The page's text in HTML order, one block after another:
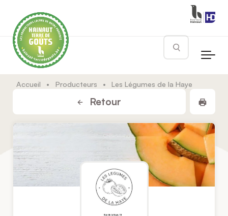
Rechercher
Accueil • Producteurs • Les Légumes de la Haye
Retour